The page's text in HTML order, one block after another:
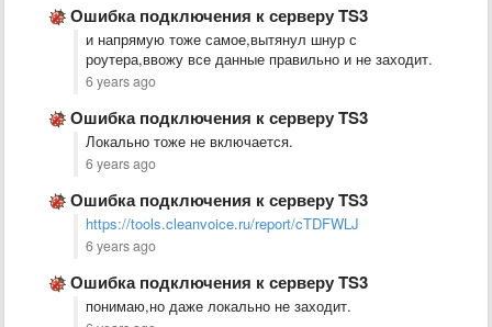
Ошибка подключения к серверу TS3
и напрямую тоже самое,вытянул шнур с
роутера,ввожу все данные правильно и не заходит.
6 years ago
Ошибка подключения к серверу TS3
Локально тоже не включается.
6 years ago
Ошибка подключения к серверу TS3
https://tools.cleanvoice.ru/report/cTDFWLJ
6 years ago
Ошибка подключения к серверу TS3
понимаю,но даже локально не заходит.